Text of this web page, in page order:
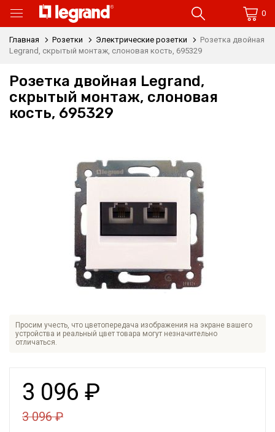
0
Главная Розетки Электрические розетки
Розетка двойная
Legrand, скрытый монтаж, слоновая кость, 695329
Розетка двойная Legrand,
скрытый монтаж, слоновая
кость, 695329
Просим учесть, что цветопередача изображения на экране вашего
устройства и реальный цвет товара могут незначительно
отличаться.
3 096 ₽
3 096₽